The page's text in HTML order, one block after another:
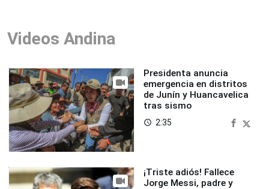
Videos Andina
Presidenta anuncia
emergencia en distritos
de Junín y Huancavelica
tras sismo
access_time 2:35
¡Triste adiós! Fallece
Jorge Messi, padre y